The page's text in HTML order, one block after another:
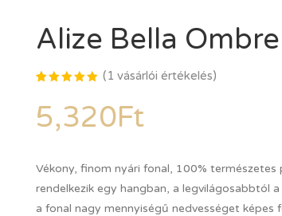
Alize Bella
5-ből,
értékelés
alapján
(1 vásárlói értékelés)
5,320Ft
Vékony, finom nyári fonal, 100%
rendelkezik egy hangban, a legvilágosabbtól
a fonal nagy mennyiségű nedvességet képes